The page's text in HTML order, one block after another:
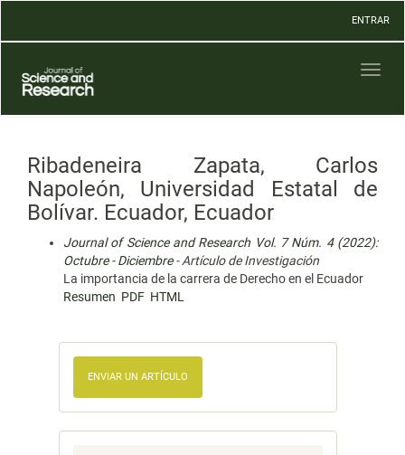
Contenido
Barra
lateral
ENTRAR
Ribadeneira Zapata, Carlos
Napoleón, Universidad Estatal de
Bolívar. Ecuador, Ecuador
Journal of Science and Research Vol. 7 Núm. 4 (2022):
Octubre - Diciembre- Artículo de Investigación
La importancia de la carrera de Derecho en el Ecuador
Resumen PDF HTML
ENVIAR UN ARTÍCULO